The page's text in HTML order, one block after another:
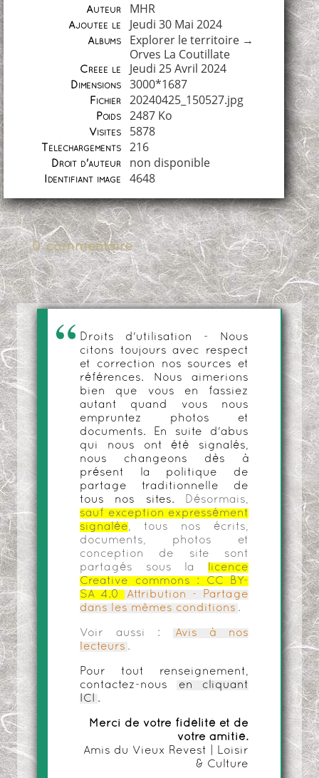
Auteur MHR
Ajoutée le Jeudi 30 Mai 2024
Albums Explorer le territoire→
Orves La Coutillate
Créée le Jeudi 25 Avril 2024
Dimensions 3000*1687
Fichier 20240425_150527.jpg
Poids 2487 Ko
Visites 5878
Téléchargements 216
Droit d'auteur non disponible
Identifiant image 4648
0 commentaire
Droits d'utilisation - Nous
citons toujours avec respect
et correction nos sources et
références. Nous aimerions
bien que vous en fassiez
autant quand vous nous
empruntez photos et
documents. En suite d'abus
qui nous ont été signalés,
nous changeons dès à
présent la politique de
partage traditionnelle de
tous nos sites.
Désormais,
sauf exception expressément
signalée, tous nos écrits,
documents, photos et
conception de site sont
partagés sous la
licence
Creative commons :
CC BY-
SA 4.0
Attribution - Partage
dans les mêmes conditions .
Voir aussi :
Avis à nos
lecteurs .
Pour tout renseignement,
contactez-nous
en cliquant
ICI
.
Merci de votre fidélité et de
votre amitié.
Amis du Vieux Revest | Loisir
& Culture